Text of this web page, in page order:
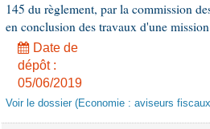
145 du règlement, par la commission
en conclusion des travaux d'une
Date de
dépôt :
05/06/2019
Voir le dossier (Economie : aviseurs